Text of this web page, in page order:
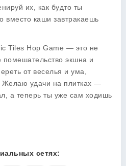
их, как будто ты
вместо каши завтракаешь
Tiles Hop Game — это не
помешательство экшна и
от веселья и ума,
Желаю удачи на плитках —
а теперь ты уже сам ходишь
сетях: